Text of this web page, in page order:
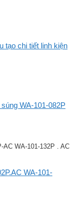
tạo chi tiết linh kiện
WA-101-082P
AC WA-101-132P . AC
WA-101-